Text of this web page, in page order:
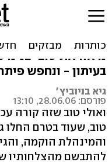
אולמרט, די
דרך שרון הותירה
נראה את טובי
בעיתון - ונחפש
גיא בניוביץ'
פורסם: 28.06.06, 13:10
ואולי טוב שזה קורה
טוב, שעוד בטרם החלו
והמינהלת הוקמה,
להתבשם מהצלחותיו